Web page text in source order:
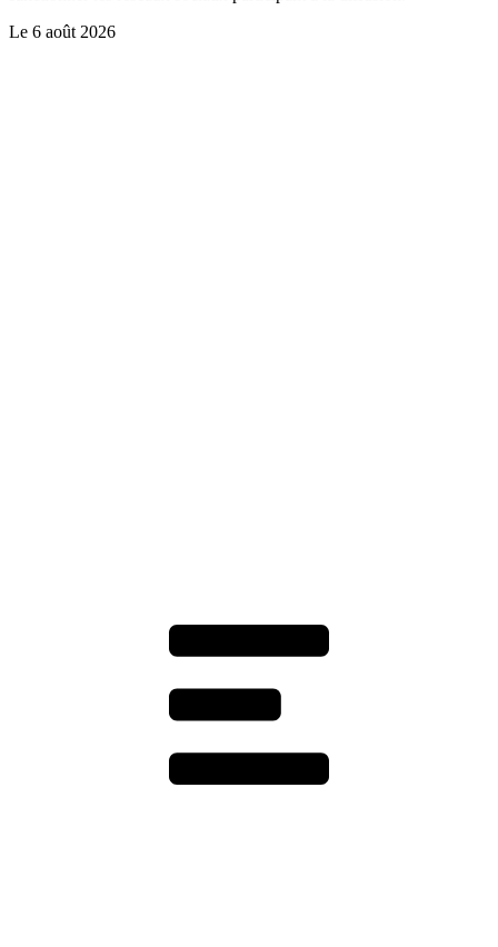
Le 6 août 2026